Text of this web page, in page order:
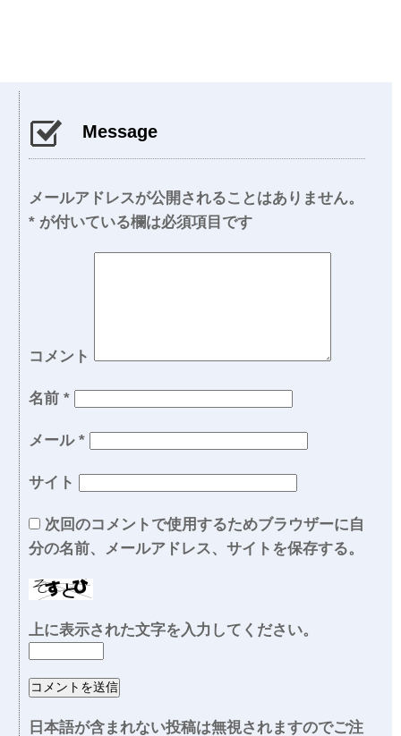
Message
メールアドレスが公開されることはありません。
* が付いている欄は必須項目です
コメント
名前 *
メール *
サイト
次回のコメントで使用するためブラウザーに自
分の名前、メールアドレス、サイトを保存する。
上に表示された文字を入力してください。
日本語が含まれない投稿は無視されますのでご注